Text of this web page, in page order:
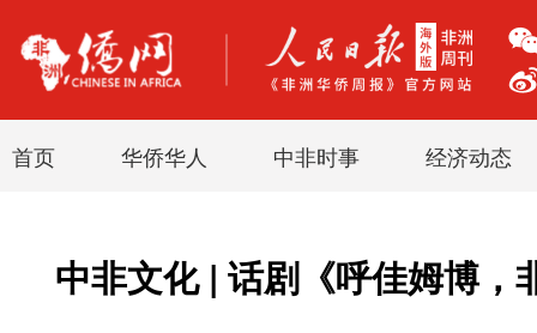
首页 华侨华人 中非时事 经济动态
中非文化 | 话剧《呼佳姆博，